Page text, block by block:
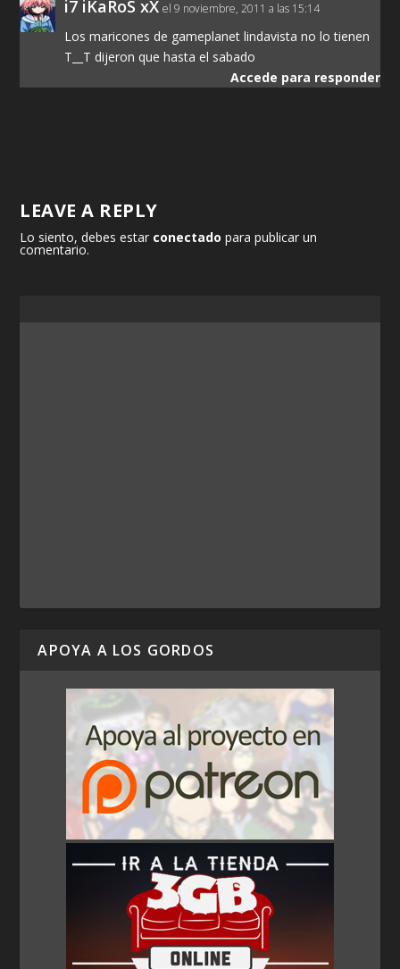
i7 iKaRoS xX el 9 noviembre, 2011 a las 15:14
Los maricones de gameplanet lindavista no lo tienen
T__T dijeron que hasta el sabado
Accede para responder
LEAVE A REPLY
Lo siento, debes estar conectado para publicar un
comentario.
APOYA A LOS GORDOS